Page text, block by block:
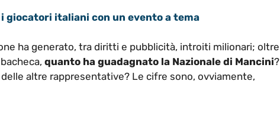
i giocatori italiani con un evento a tema
ha generato, tra diritti e pubblicità, introiti milionari; oltre
quanto ha guadagnato la Nazionale di Mancini?
altre rappresentative? Le cifre sono, ovviamente,